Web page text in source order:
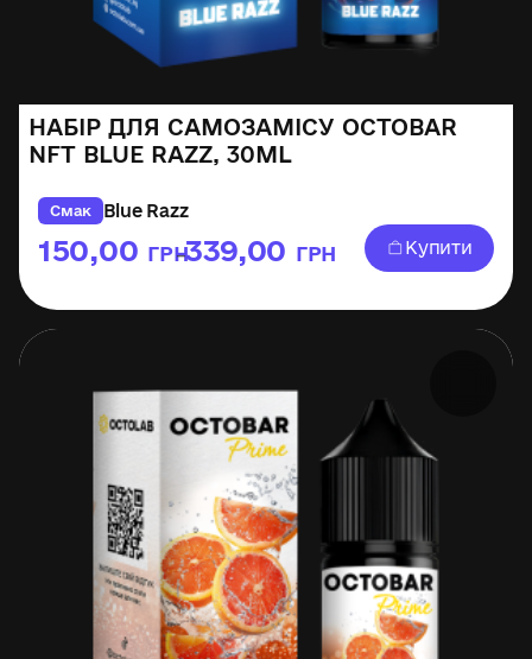
НАБІР ДЛЯ САМОЗАМІСУ OCTOBAR
NFT BLUE RAZZ, 30ML
Смак Blue Razz
150,00 ГРН
–339,00 ГРН Купити